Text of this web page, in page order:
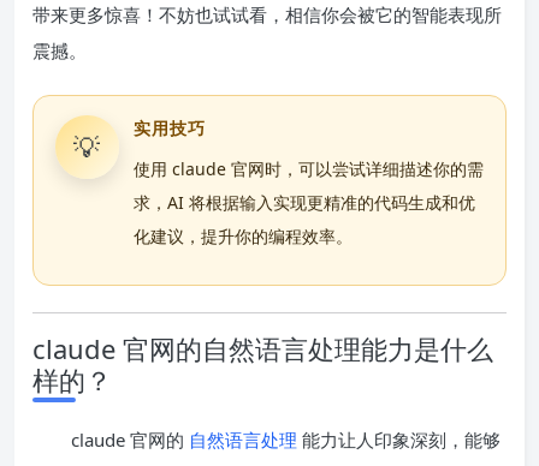
带来更多惊喜！不妨也试试看，相信你会被它的智能表现所
震撼。
💡
实用技巧
使用 claude 官网时，可以尝试详细描述你的需
求，AI 将根据输入实现更精准的代码生成和优
化建议，提升你的编程效率。
claude 官网的自然语言处理能力是什么
样的？
claude 官网的 自然语言处理 能力让人印象深刻，能够